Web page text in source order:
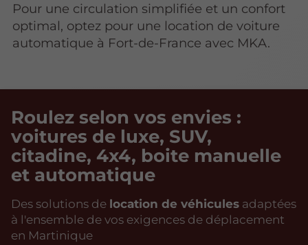
Pour une circulation simplifiée et un confort
optimal, optez pour une location de voiture
automatique à Fort-de-France avec MKA.
Roulez selon vos envies :
voitures de luxe, SUV,
citadine, 4x4, boite manuelle
et automatique
Des solutions de location de véhicules adaptées
à l'ensemble de vos exigences de déplacement
en Martinique